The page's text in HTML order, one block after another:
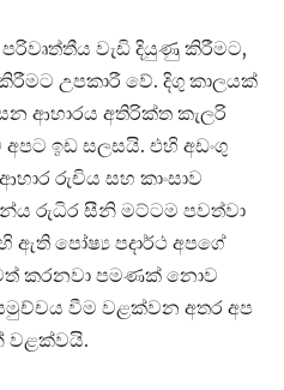
වැඩි දියුණු කිරීමට,
උපකාරී වේ. දිගු කාලයක්
ආහාරය අතිරික්ත කැලරි
ඉඩ සලසයි. එහි අඩංගු
රුචිය සහ කාංසාව
රුධිර සීනි මට්ටම පවත්වා
ඇති පෝෂ්‍ය පදාර්ථ අපගේ
කරනවා පමණක් නොව
සමුච්චය වීම වළක්වන අතර අප
වළක්වයි.